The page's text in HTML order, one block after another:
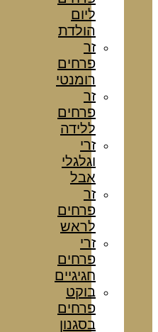
ליום
הולדת
זר
פרחים
רומנטי
זר
פרחים
ללידה
זרי
וגלגלי
אבל
זר
פרחים
לראש
זרי
פרחים
חגיגיים
בוקט
פרחים
בסגנון